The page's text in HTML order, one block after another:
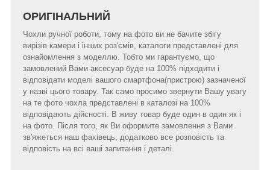
ОРИГІНАЛЬНИЙ
Чохли ручної роботи, тому на фото ви не бачите збігу
вирізів камери і інших роз'ємів, каталоги представлені для
ознайомлення з моделлю. Тобто ми гарантуємо, що
замовлений Вами аксесуар буде на 100% підходити і
відповідати моделі вашого смартфона(пристрою) зазначеної
у назві цього товару. Так само просимо звернути Вашу увагу
на те фото чохла представлені в каталозі на 100%
відповідають дійсності. В живу товар буде один в один як і
на фото. Після того, як Ви оформите замовлення з Вами
зв'яжеться наш фахівець, додатково все розповість та
відповість на всі ваші запитання і деталі.